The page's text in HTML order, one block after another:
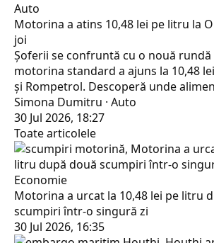
Auto
Motorina a atins 10,48 lei pe litru la
joi
Șoferii se confruntă cu o nouă
motorina standard a ajuns la 10,48
și Rompetrol. Descoperă unde
Simona Dumitru · Auto
30 Jul 2026, 18:27
Toate articolele
Economie
Motorina a urcat la 10,48 lei pe litru
scumpiri într-o singură zi
30 Jul 2026, 16:35